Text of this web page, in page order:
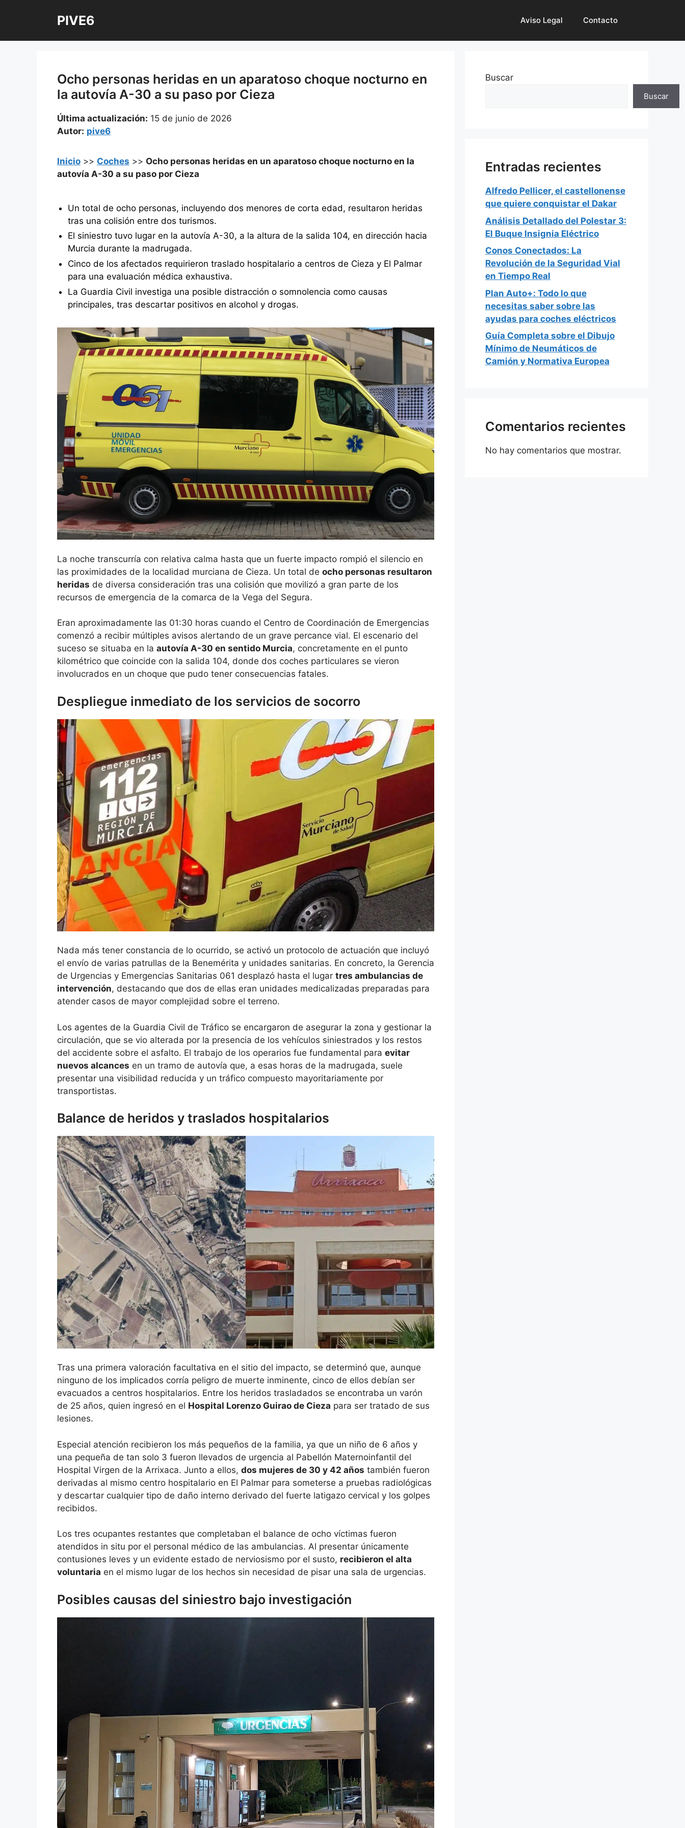
PIVE6 Aviso Legal Contacto
Ocho personas heridas en un aparatoso choque nocturno en
la autovía A-30 a su paso por Cieza
Última actualización: 15 de junio de 2026
Autor: pive6
Inicio >> Coches >> Ocho personas heridas en un aparatoso choque nocturno en la
autovía A-30 a su paso por Cieza
Un total de ocho personas, incluyendo dos menores de corta edad, resultaron heridas
tras una colisión entre dos turismos.
El siniestro tuvo lugar en la autovía A-30, a la altura de la salida 104, en dirección hacia
Murcia durante la madrugada.
Cinco de los afectados requirieron traslado hospitalario a centros de Cieza y El Palmar
para una evaluación médica exhaustiva.
La Guardia Civil investiga una posible distracción o somnolencia como causas
principales, tras descartar positivos en alcohol y drogas.
La noche transcurría con relativa calma hasta que un fuerte impacto rompió el silencio en
las proximidades de la localidad murciana de Cieza. Un total de ocho personas resultaron
heridas de diversa consideración tras una colisión que movilizó a gran parte de los
recursos de emergencia de la comarca de la Vega del Segura.
Eran aproximadamente las 01:30 horas cuando el Centro de Coordinación de Emergencias
comenzó a recibir múltiples avisos alertando de un grave percance vial. El escenario del
suceso se situaba en la autovía A-30 en sentido Murcia, concretamente en el punto
kilométrico que coincide con la salida 104, donde dos coches particulares se vieron
involucrados en un choque que pudo tener consecuencias fatales.
Despliegue inmediato de los servicios de socorro
Nada más tener constancia de lo ocurrido, se activó un protocolo de actuación que incluyó
el envío de varias patrullas de la Benemérita y unidades sanitarias. En concreto, la Gerencia
de Urgencias y Emergencias Sanitarias 061 desplazó hasta el lugar tres ambulancias de
intervención, destacando que dos de ellas eran unidades medicalizadas preparadas para
atender casos de mayor complejidad sobre el terreno.
Los agentes de la Guardia Civil de Tráfico se encargaron de asegurar la zona y gestionar la
circulación, que se vio alterada por la presencia de los vehículos siniestrados y los restos
del accidente sobre el asfalto. El trabajo de los operarios fue fundamental para evitar
nuevos alcances en un tramo de autovía que, a esas horas de la madrugada, suele
presentar una visibilidad reducida y un tráfico compuesto mayoritariamente por
transportistas.
Balance de heridos y traslados hospitalarios
Tras una primera valoración facultativa en el sitio del impacto, se determinó que, aunque
ninguno de los implicados corría peligro de muerte inminente, cinco de ellos debían ser
evacuados a centros hospitalarios. Entre los heridos trasladados se encontraba un varón
de 25 años, quien ingresó en el Hospital Lorenzo Guirao de Cieza para ser tratado de sus
lesiones.
Especial atención recibieron los más pequeños de la familia, ya que un niño de 6 años y
una pequeña de tan solo 3 fueron llevados de urgencia al Pabellón Maternoinfantil del
Hospital Virgen de la Arrixaca. Junto a ellos, dos mujeres de 30 y 42 años también fueron
derivadas al mismo centro hospitalario en El Palmar para someterse a pruebas radiológicas
y descartar cualquier tipo de daño interno derivado del fuerte latigazo cervical y los golpes
recibidos.
Los tres ocupantes restantes que completaban el balance de ocho víctimas fueron
atendidos in situ por el personal médico de las ambulancias. Al presentar únicamente
contusiones leves y un evidente estado de nerviosismo por el susto, recibieron el alta
voluntaria en el mismo lugar de los hechos sin necesidad de pisar una sala de urgencias.
Posibles causas del siniestro bajo investigación
Buscar
Buscar
Entradas recientes
Alfredo Pellicer, el castellonense
que quiere conquistar el Dakar
Análisis Detallado del Polestar 3:
El Buque Insignia Eléctrico
Conos Conectados: La
Revolución de la Seguridad Vial
en Tiempo Real
Plan Auto+: Todo lo que
necesitas saber sobre las
ayudas para coches eléctricos
Guía Completa sobre el Dibujo
Mínimo de Neumáticos de
Camión y Normativa Europea
Comentarios recientes
No hay comentarios que mostrar.